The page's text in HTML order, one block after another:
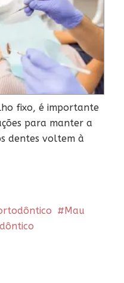
fixo, é importante
para manter a
dentes voltem à
Mau